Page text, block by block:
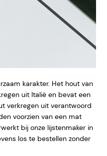
karakter. Het hout van
uit Italië en bevat een
verkregen uit verantwoord
voorzien van een mat
bij onze lijstenmaker in
los te bestellen zonder